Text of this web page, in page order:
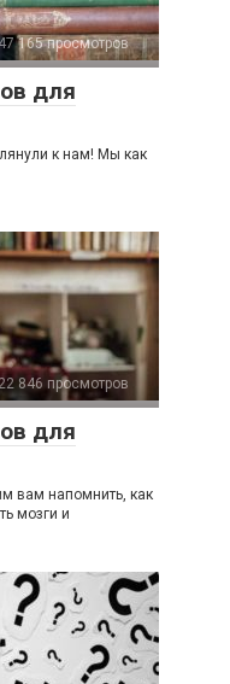
47 165 просмотров
для
к нам! Мы как
846 просмотров
для
вам напомнить, как
мозги и